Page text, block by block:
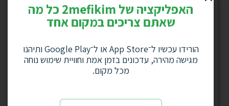
עט תבליט “ברכת העסק” פיוטר דגם 1586
האפליקציה של 2mefikim כל מה
שאתם צריכים במקום אחד
הורידו עכשיו ל־App Store או ל־Google Play ותיהנו
מגישה מהירה, עדכונים בזמן אמת וחוויית שימוש נוחה
מכל מקום.